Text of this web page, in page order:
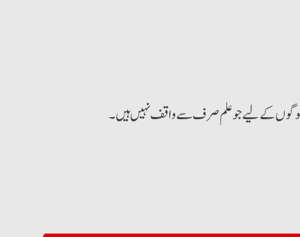
لوگوں کے لیے جو علم صرف سے واقف نہیں ہیں۔